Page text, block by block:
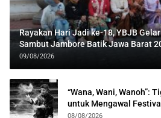
Rayakan Hari Jadi ke-18, YBJB Gelar
Sambut Jambore Batik Jawa Barat
09/08/2026
“Wana, Wani, Wanoh”:
untuk Mengawal
08/08/2026